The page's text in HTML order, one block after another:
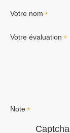
Votre nom
Votre évaluation
Note
Captcha